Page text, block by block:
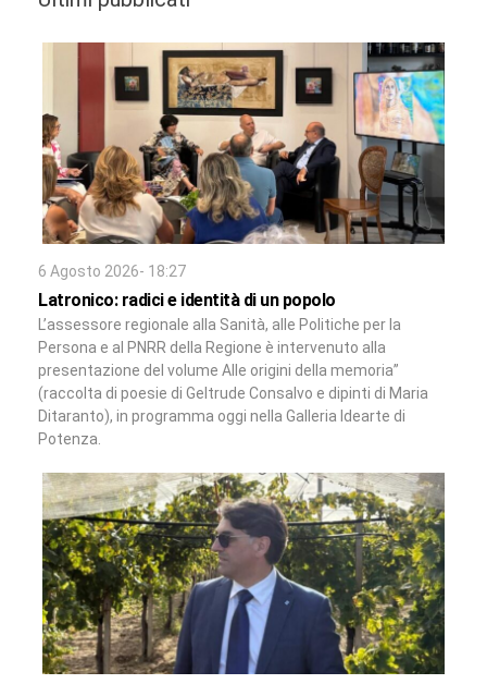
6 Agosto 2026- 18:27
Latronico: radici e identità di un popolo
L’assessore regionale alla Sanità, alle Politiche per la
Persona e al PNRR della Regione è intervenuto alla
presentazione del volume Alle origini della memoria”
(raccolta di poesie di Geltrude Consalvo e dipinti di Maria
Ditaranto), in programma oggi nella Galleria Idearte di
Potenza.